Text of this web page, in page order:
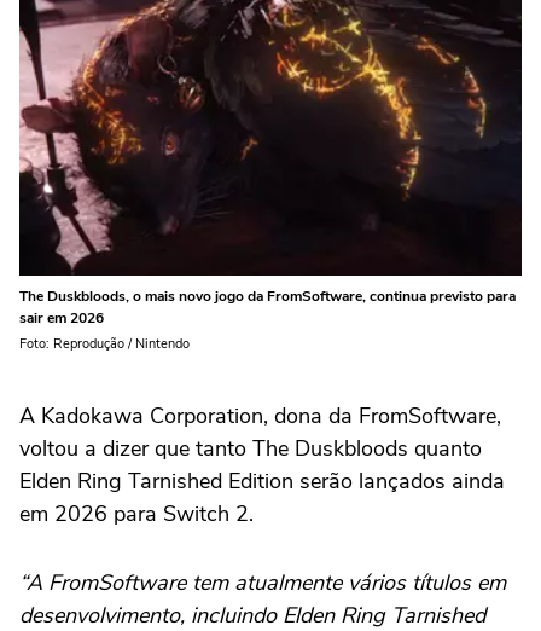
The Duskbloods, o mais novo jogo da FromSoftware, continua previsto para
sair em 2026
Foto: Reprodução / Nintendo
A Kadokawa Corporation, dona da FromSoftware,
voltou a dizer que tanto The Duskbloods quanto
Elden Ring Tarnished Edition serão lançados ainda
em 2026 para Switch 2.
“A FromSoftware tem atualmente vários títulos em
desenvolvimento, incluindo Elden Ring Tarnished